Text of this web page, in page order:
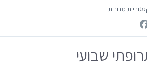
Hebrewמרובות
שבועי